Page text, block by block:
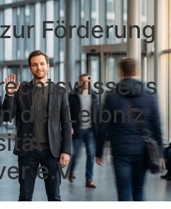
Förderung
der Leibniz
e.V.